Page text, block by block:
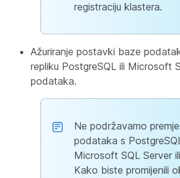
registraciju klastera.
Ažuriranje postavki baze
repliku PostgreSQL ili Microsoft
podataka.
Ne podržavamo
podataka s
Microsoft SQL Server
Kako biste promijenili